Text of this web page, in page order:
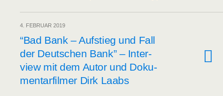
4. FEBRUAR 2019
“Bad Bank – Auf­stieg und Fall
der Deut­schen Bank” – Inter­
view mit dem Autor und Doku­
men­tar­fil­mer Dirk Laabs